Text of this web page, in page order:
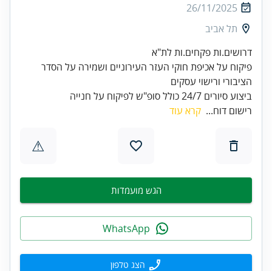
26/11/2025
תל אביב
פיקוח על אכיפת חוקי העזר העירוניים ושמירה על הסדר
ביצוע סיורים 24/7 כולל סופ"ש לפיקוח על חנייה
רישום דוח... קרא עוד
⚠
הגש מועמדות
הצג טלפון